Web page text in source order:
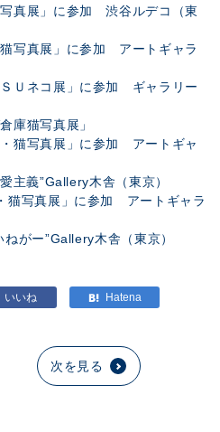
写真展」に参加 渋谷ルデコ（東
猫写真展」に参加 アートギャラ
ＳＵネコ展」に参加 ギャラリー
倉庫猫写真展」
・猫写真展」に参加 アートギャ
主義”Gallery木舎（東京）
猫写真展」に参加 アートギャラ
がー”Gallery木舎（東京）
次を見る